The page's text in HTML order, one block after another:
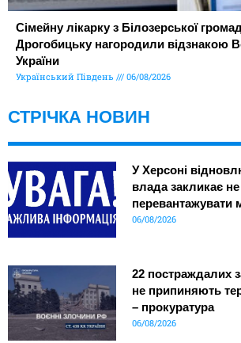
Сімейну лікарку з Білозерської
Дрогобицьку нагородили відзнакою
України
Український Південь 06/08/2026
СТРІЧКА НОВИН
У Херсоні
влада закликає не
перевантажувати
06/08/2026
22 постраждалих
не припиняють
– прокуратура
06/08/2026